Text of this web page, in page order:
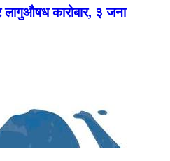
ड्रोन आक्रमण, २१ जनाको
लागुऔषध कारोबार, ३ जना